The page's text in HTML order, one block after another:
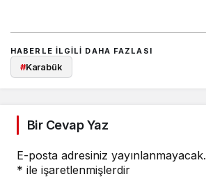
HABERLE ILGILI DAHA FAZLASI
#Karabük
Bir Cevap Yaz
E-posta adresiniz yayınlanmayacak.
* ile işaretlenmişlerdir